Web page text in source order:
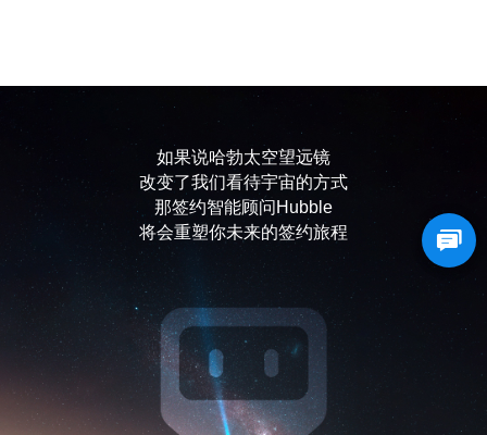
如果说哈勃太空望远镜
改变了我们看待宇宙的方式
那签约智能顾问Hubble
将会重塑你未来的签约旅程